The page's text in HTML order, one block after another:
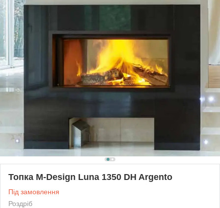
Топка M-Design Luna 1350 DH Argento
Під замовлення
Роздріб